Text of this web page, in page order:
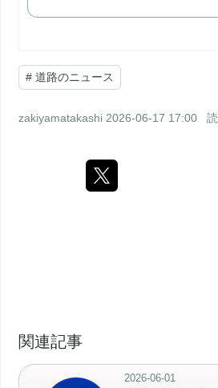
# 道路のニュース
zakiyamatakashi 2026-06-17 17:00
関連記事
2026-06-01